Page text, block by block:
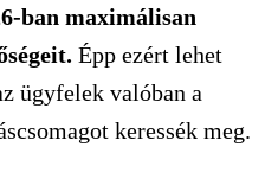
ban maximálisan
Épp ezért lehet
ügyfelek valóban a
keressék meg.